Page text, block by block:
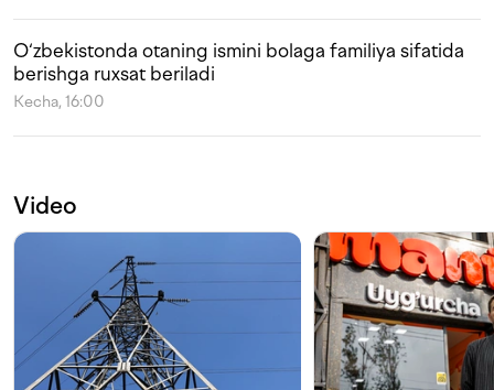
O‘zbekistonda otaning ismini bolaga familiya sifatida
berishga ruxsat beriladi
Kecha, 16:00
Video